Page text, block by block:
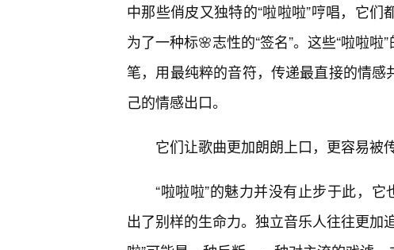
中那些俏皮又独特的“啦啦啦”哼唱，它
为了一种标🌸志性的“签名”。这些“啦啦
笔，用最纯粹的音符，传递最直接的情
己的情感出口。
它们让歌曲更加朗朗上口，更容易被
“啦啦啦”的魅力并没有止步于此，
出了别样的生命力。独立音乐人往往更加